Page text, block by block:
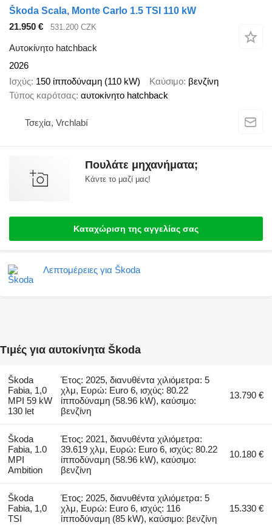
Škoda Scala, Monte Carlo 1.5 TSI 110 kW
21.950 €
531.200 CZK
Αυτοκίνητο hatchback
2026
Ισχύς 150 ίπποδύναμη (110 kW) Καύσιμο βενζίνη
Τύπος καρότσας αυτοκίνητο hatchback
Τσεχία, Vrchlabí
Πουλάτε μηχανήματα;
Κάντε το μαζί μας!
Καταχώριση της αγγελίας σας
Λεπτομέρειες για Škoda
Τιμές για αυτοκίνητα Škoda
Škoda
Fabia, 1,0
MPI 59 kW
130 let
Έτος: 2025, διανυθέντα χιλιόμετρα: 5
χλμ, Ευρώ: Euro 6, ισχύς: 80.22
ίπποδύναμη (58.96 kW), καύσιμο:
βενζίνη
13.790 €
Škoda
Fabia, 1.0
MPI
Ambition
Έτος: 2021, διανυθέντα χιλιόμετρα:
39.619 χλμ, Ευρώ: Euro 6, ισχύς: 80.22
ίπποδύναμη (58.96 kW), καύσιμο:
βενζίνη
10.180 €
Škoda
Fabia, 1,0
TSI
Έτος: 2025, διανυθέντα χιλιόμετρα: 5
χλμ, Ευρώ: Euro 6, ισχύς: 116
ίπποδύναμη (85 kW), καύσιμο: βενζίνη
15.330 €